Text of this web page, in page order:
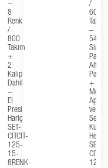
ve
Sedefli
23
Model
/
2300
Takım
+
2
Kalıp
SET95KLK23RENK
3.260,40₺
3.405,60₺
SET80